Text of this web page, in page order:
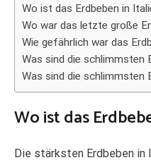
Wo ist das Erdbeben in
Wo war das letzte große
Wie gefährlich war das
Was sind die schlimmsten
Was sind die schlimmsten
Wo ist das
Die stärksten Erdbeben